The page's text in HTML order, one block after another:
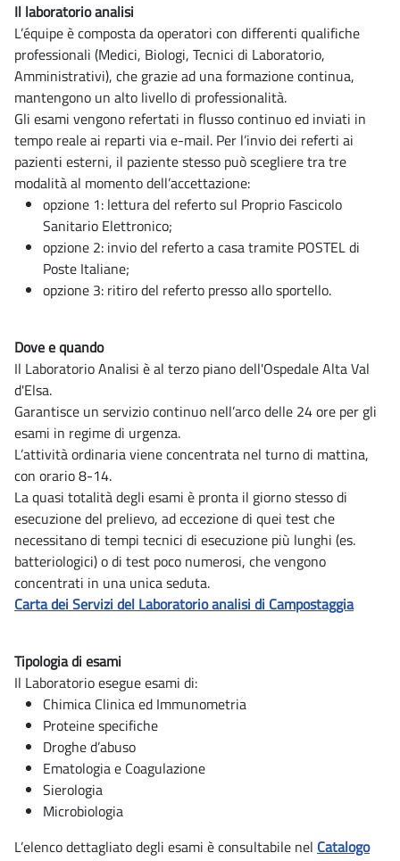
Il laboratorio analisi
L’équipe è composta da operatori con differenti qualifiche
professionali (Medici, Biologi, Tecnici di Laboratorio,
Amministrativi), che grazie ad una formazione continua,
mantengono un alto livello di professionalità.
Gli esami vengono refertati in flusso continuo ed inviati in
tempo reale ai reparti via e-mail. Per l’invio dei referti ai
pazienti esterni, il paziente stesso può scegliere tra tre
modalità al momento dell’accettazione:
opzione 1: lettura del referto sul Proprio Fascicolo
Sanitario Elettronico;
opzione 2: invio del referto a casa tramite POSTEL di
Poste Italiane;
opzione 3: ritiro del referto presso allo sportello.
Dove e quando
Il Laboratorio Analisi è al terzo piano dell'Ospedale Alta Val
d'Elsa.
Garantisce un servizio continuo nell’arco delle 24 ore per gli
esami in regime di urgenza.
L’attività ordinaria viene concentrata nel turno di mattina,
con orario 8-14.
La quasi totalità degli esami è pronta il giorno stesso di
esecuzione del prelievo, ad eccezione di quei test che
necessitano di tempi tecnici di esecuzione più lunghi (es.
batteriologici) o di test poco numerosi, che vengono
concentrati in una unica seduta.
Carta dei Servizi del Laboratorio analisi di Campostaggia
Tipologia di esami
Il Laboratorio esegue esami di:
Chimica Clinica ed Immunometria
Proteine specifiche
Droghe d’abuso
Ematologia e Coagulazione
Sierologia
Microbiologia
L’elenco dettagliato degli esami è consultabile nel Catalogo